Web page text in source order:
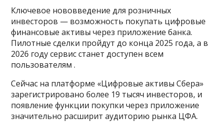
Ключевое нововведение для розничных
инвесторов — возможность покупать цифровые
финансовые активы через приложение банка.
Пилотные сделки пройдут до конца 2025 года, а в
2026 году сервис станет доступен всем
пользователям .
Сейчас на платформе «Цифровые активы Сбера»
зарегистрировано более 19 тысяч инвесторов, и
появление функции покупки через приложение
значительно расширит аудиторию рынка ЦФА.